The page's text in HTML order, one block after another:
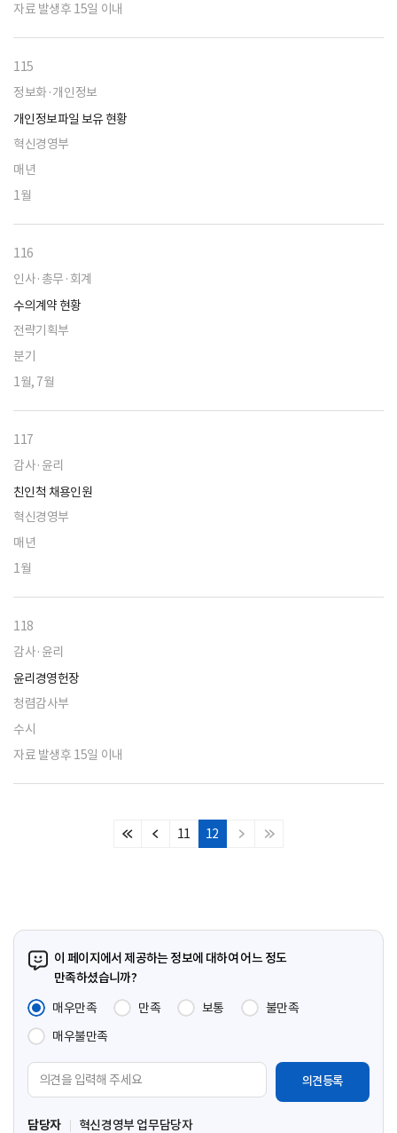
자료 발생후 15일 이내
115
정보화·개인정보
개인정보파일 보유 현황
혁신경영부
매년
1월
116
인사·총무·회계
수의계약 현황
전략기획부
분기
1월, 7월
117
감사·윤리
친인척 채용인원
혁신경영부
매년
1월
118
감사·윤리
윤리경영헌장
청렴감사부
수시
자료 발생후 15일 이내
처
이
11 12
다
마
이 페이지에서 제공하는 정보에 대하여 어느 정도
만족하셨습니까?
매우만족
만족 보통
불만족
매우불만족
견
입
담당자 혁신경영부 업무담당자